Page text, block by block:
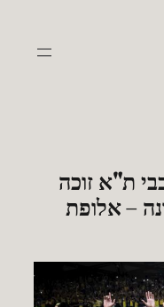
2019 – מכבי ת"א זוכה
– אלופת